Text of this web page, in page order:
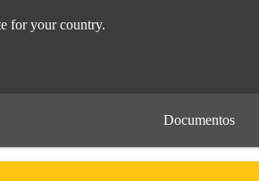
for your country.
Documentos